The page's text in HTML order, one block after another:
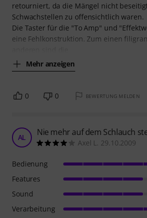
retourniert, da die Mängel nicht
Schwachstellen zu offensichtlich waren.
Die Taster für die "To Amp" und
eine Fehlkonstruktion. Zum einen
Mehr anzeigen
0 0 BEWERTUNG MELDEN
AL Nie mehr auf dem Schlauch
Axel L. 29.10.2009
Bedienung
Features
Sound
Verarbeitung